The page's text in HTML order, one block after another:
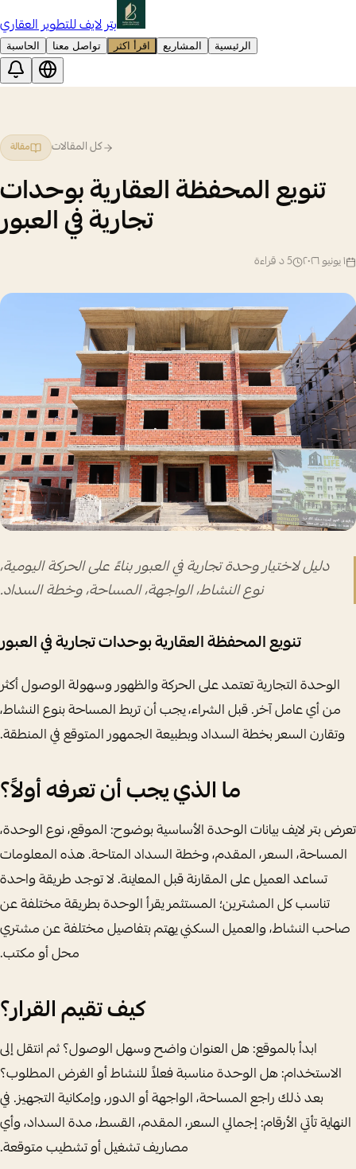
بتر لايف للتطوير العقاري
الرئيسية المشاريع اقرأ اكثر تواصل معنا الحاسبة
كل المقالات مقالة
تنويع المحفظة العقارية بوحدات
تجارية في العبور
١ يونيو ٢٠٢٦ 5د قراءة
دليل لاختيار وحدة تجارية في العبور بناءً على الحركة اليومية،
نوع النشاط، الواجهة، المساحة، وخطة السداد.
تنويع المحفظة العقارية بوحدات تجارية في العبور
الوحدة التجارية تعتمد على الحركة والظهور وسهولة الوصول أكثر
من أي عامل آخر. قبل الشراء، يجب أن تربط المساحة بنوع النشاط،
وتقارن السعر بخطة السداد وبطبيعة الجمهور المتوقع في المنطقة.
ما الذي يجب أن تعرفه أولاً؟
تعرض بتر لايف بيانات الوحدة الأساسية بوضوح: الموقع، نوع الوحدة،
المساحة، السعر، المقدم، وخطة السداد المتاحة. هذه المعلومات
تساعد العميل على المقارنة قبل المعاينة. لا توجد طريقة واحدة
تناسب كل المشترين؛ المستثمر يقرأ الوحدة بطريقة مختلفة عن
صاحب النشاط، والعميل السكني يهتم بتفاصيل مختلفة عن مشتري
محل أو مكتب.
كيف تقيم القرار؟
ابدأ بالموقع: هل العنوان واضح وسهل الوصول؟ ثم انتقل إلى
الاستخدام: هل الوحدة مناسبة فعلاً للنشاط أو الغرض المطلوب؟
بعد ذلك راجع المساحة، الواجهة أو الدور، وإمكانية التجهيز. في
النهاية تأتي الأرقام: إجمالي السعر، المقدم، القسط، مدة السداد، وأي
مصاريف تشغيل أو تشطيب متوقعة.